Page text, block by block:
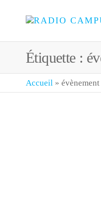
Étiquette :
Accueil » évènement